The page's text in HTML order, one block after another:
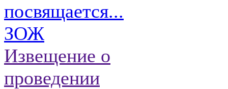
посвящается...
ЗОЖ
Извещение о
проведении